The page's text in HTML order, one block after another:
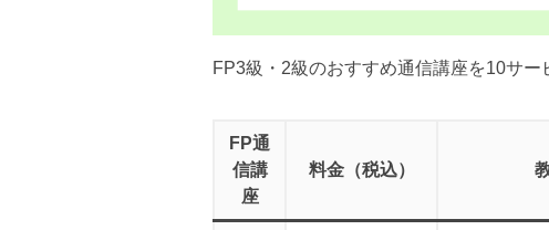
FP3級・2級のおすすめ通信講座を10サー
FP通
信講
座
料金（税込）